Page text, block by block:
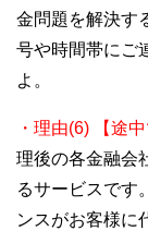
金問題を解決す
号や時間帯にご
よ。
・理由(6) 【途
理後の各金融会
るサービスです
ンスがお客様に